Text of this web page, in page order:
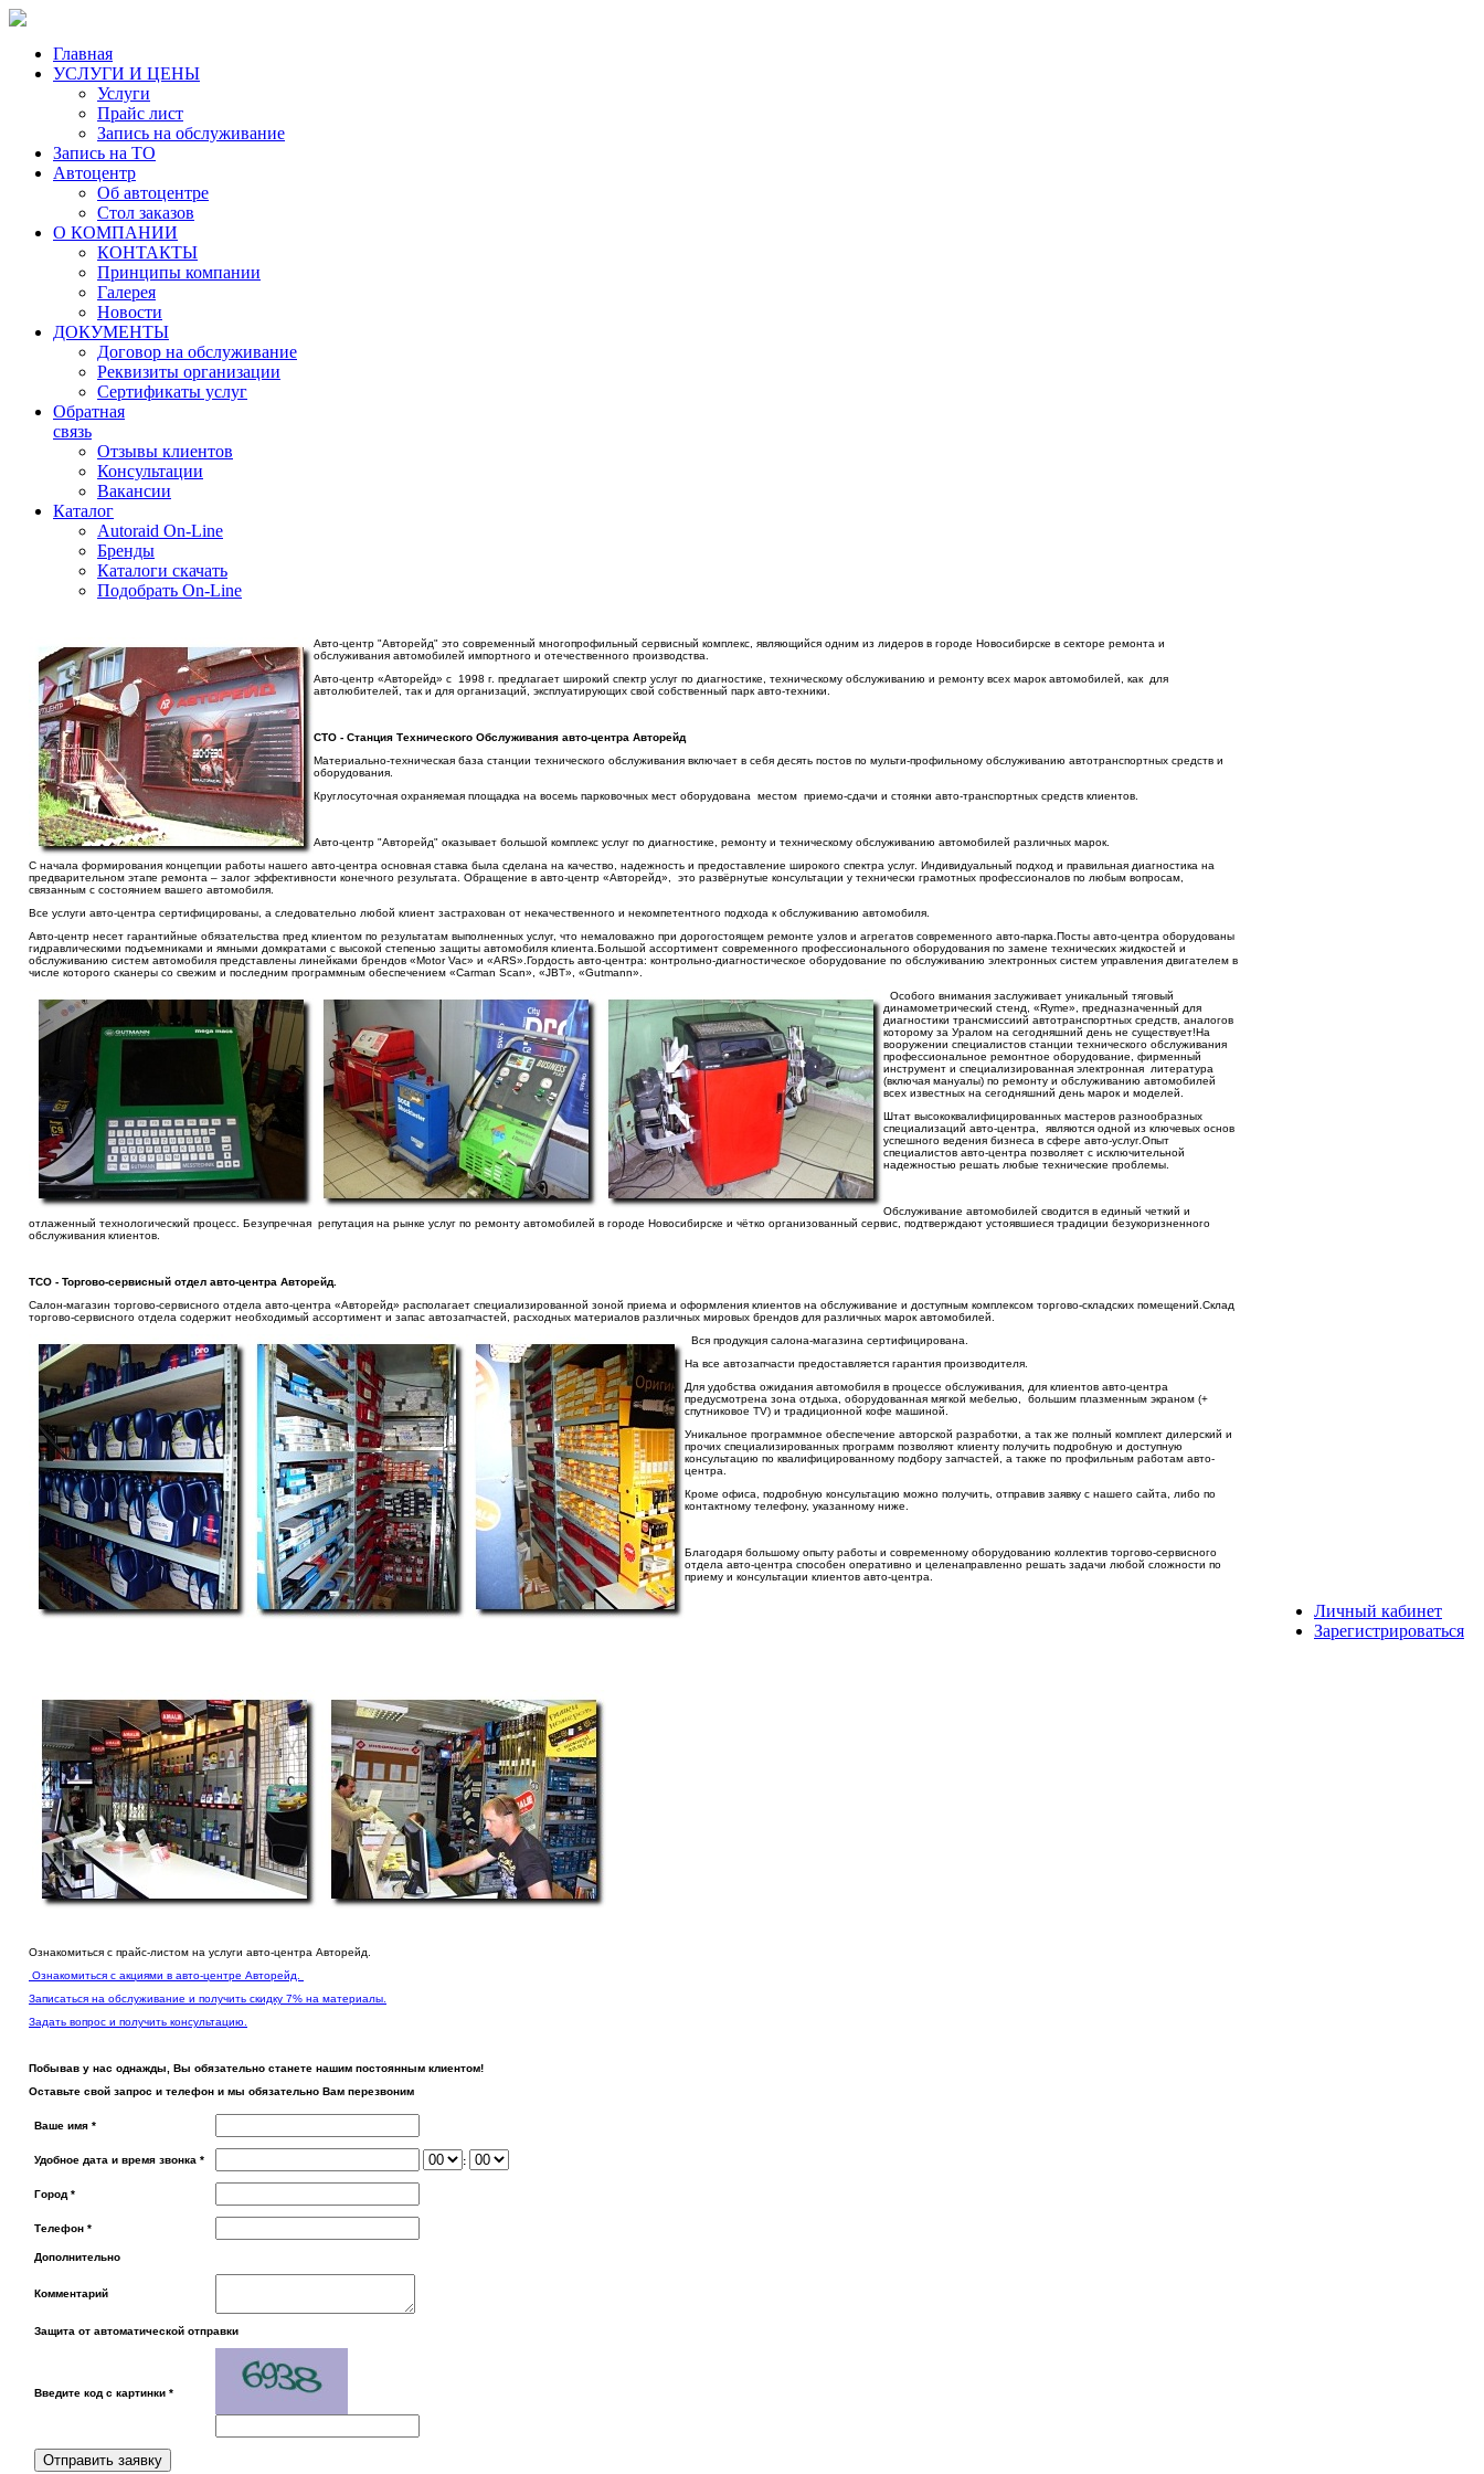
Главная
УСЛУГИ И ЦЕНЫ
Услуги
Прайс лист
Запись на обслуживание
Запись на ТО
Автоцентр
Об автоцентре
Стол заказов
О КОМПАНИИ
КОНТАКТЫ
Принципы компании
Галерея
Новости
ДОКУМЕНТЫ
Договор на обслуживание
Реквизиты организации
Сертификаты услуг
Обратная
связь
Отзывы клиентов
Консультации
Вакансии
Каталог
Autoraid On-Line
Бренды
Каталоги скачать
Подобрать On-Line
Авто-центр "Авторейд" это современный многопрофильный сервисный комплекс, являющийся одним из лидеров в городе Новосибирске в секторе ремонта и
обслуживания автомобилей импортного и отечественного производства.
Авто-центр «Авторейд» с 1998 г. предлагает широкий спектр услуг по диагностике, техническому обслуживанию и ремонту всех марок автомобилей, как для
автолюбителей, так и для организаций, эксплуатирующих свой собственный парк авто-техники.
СТО - Станция Технического Обслуживания авто-центра Авторейд
Материально-техническая база станции технического обслуживания включает в себя десять постов по мульти-профильному обслуживанию автотранспортных средств и
оборудования.
Круглосуточная охраняемая площадка на восемь парковочных мест оборудована местом приемо-сдачи и стоянки авто-транспортных средств клиентов.
Авто-центр "Авторейд" оказывает большой комплекс услуг по диагностике, ремонту и техническому обслуживанию автомобилей различных марок.
С начала формирования концепции работы нашего авто-центра основная ставка была сделана на качество, надежность и предоставление широкого спектра услуг. Индивидуальный подход и правильная диагностика на
предварительном этапе ремонта – залог эффективности конечного результата. Обращение в авто-центр «Авторейд», это развёрнутые консультации у технически грамотных профессионалов по любым вопросам,
связанным с состоянием вашего автомобиля.
Все услуги авто-центра сертифицированы, а следовательно любой клиент застрахован от некачественного и некомпетентного подхода к обслуживанию автомобиля.
Авто-центр несет гарантийные обязательства пред клиентом по результатам выполненных услуг, что немаловажно при дорогостоящем ремонте узлов и агрегатов современного авто-парка.Посты авто-центра оборудованы
гидравлическими подъемниками и ямными домкратами с высокой степенью защиты автомобиля клиента.Большой ассортимент современного профессионального оборудования по замене технических жидкостей и
обслуживанию систем автомобиля представлены линейками брендов «Motor Vac» и «ARS».Гордость авто-центра: контрольно-диагностическое оборудование по обслуживанию электронных систем управления двигателем в
числе которого сканеры со свежим и последним программным обеспечением «Carman Scan», «JBT», «Gutmann».
Особого внимания заслуживает уникальный тяговый
динамометрический стенд, «Ryme», предназначенный для
диагностики трансмиссиий автотранспортных средств, аналогов
которому за Уралом на сегодняшний день не существует!На
вооружении специалистов станции технического обслуживания
профессиональное ремонтное оборудование, фирменный
инструмент и специализированная электронная литература
(включая мануалы) по ремонту и обслуживанию автомобилей
всех известных на сегодняшний день марок и моделей.
Штат высококвалифицированных мастеров разнообразных
специализаций авто-центра, являются одной из ключевых основ
успешного ведения бизнеса в сфере авто-услуг.Опыт
специалистов авто-центра позволяет с исключительной
надежностью решать любые технические проблемы.
Обслуживание автомобилей сводится в единый четкий и
отлаженный технологический процесс. Безупречная репутация на рынке услуг по ремонту автомобилей в городе Новосибирске и чётко организованный сервис, подтверждают устоявшиеся традиции безукоризненного
обслуживания клиентов.
ТСО - Торгово-сервисный отдел авто-центра Авторейд.
Салон-магазин торгово-сервисного отдела авто-центра «Авторейд» располагает специализированной зоной приема и оформления клиентов на обслуживание и доступным комплексом торгово-складских помещений.Склад
торгово-сервисного отдела содержит необходимый ассортимент и запас автозапчастей, расходных материалов различных мировых брендов для различных марок автомобилей.
Вся продукция салона-магазина сертифицирована.
На все автозапчасти предоставляется гарантия производителя.
Для удобства ожидания автомобиля в процессе обслуживания, для клиентов авто-центра
предусмотрена зона отдыха, оборудованная мягкой мебелью, большим плазменным экраном (+
спутниковое TV) и традиционной кофе машиной.
Уникальное программное обеспечение авторской разработки, а так же полный комплект дилерский и
прочих специализированных программ позволяют клиенту получить подробную и доступную
консультацию по квалифицированному подбору запчастей, а также по профильным работам авто-
центра.
Кроме офиса, подробную консультацию можно получить, отправив заявку с нашего сайта, либо по
контактному телефону, указанному ниже.
Благодаря большому опыту работы и современному оборудованию коллектив торгово-сервисного
отдела авто-центра способен оперативно и целенаправленно решать задачи любой сложности по
приему и консультации клиентов авто-центра.
Ознакомиться с прайс-листом на услуги авто-центра Авторейд.
Ознакомиться с акциями в авто-центре Авторейд.
Записаться на обслуживание и получить скидку 7% на материалы.
Задать вопрос и получить консультацию.
Побывав у нас однажды, Вы обязательно станете нашим постоянным клиентом!
Оставьте свой запрос и телефон и мы обязательно Вам перезвоним
Ваше имя *
Удобное дата и время звонка * :
Город *
Телефон *
Дополнительно
Комментарий
Защита от автоматической отправки
Введите код с картинки *
Личный кабинет
Зарегистрироваться